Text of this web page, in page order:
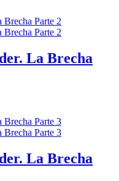
La Brecha
La Brecha